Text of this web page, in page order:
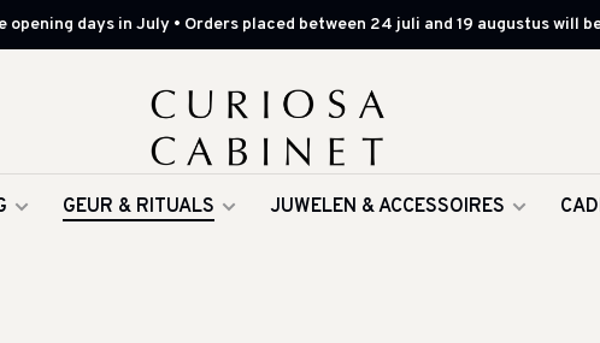
days in July • Orders placed between 24 juli and 19 augustus will
GEUR & RITUALS JUWELEN & ACCESSOIRES